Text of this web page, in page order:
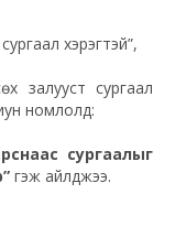
хэрэгтэй”,
залууст сургаал
номлолд:
сургаалыг
гэж айлджээ.